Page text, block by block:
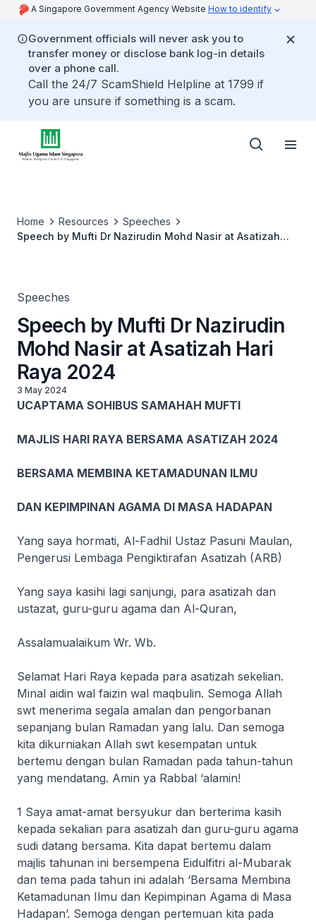
A Singapore Government Agency Website How to identify
Government officials will never ask you to
transfer money or disclose bank log-in details
over a phone call.
Call the 24/7 ScamShield Helpline at 1799 if
you are unsure if something is a scam.
Home Resources
Speeches
Speech by Mufti Dr Nazirudin Mohd Nasir at Asatizah
Speeches
Speech by Mufti Dr Nazirudin
Mohd Nasir at Asatizah Hari
Raya 2024
3 May 2024
UCAPTAMA SOHIBUS SAMAHAH MUFTI
MAJLIS HARI RAYA BERSAMA ASATIZAH 2024
BERSAMA MEMBINA KETAMADUNAN ILMU
DAN KEPIMPINAN AGAMA DI MASA HADAPAN
Yang saya hormati, Al-Fadhil Ustaz Pasuni Maulan,
Pengerusi Lembaga Pengiktirafan Asatizah (ARB)
Yang saya kasihi lagi sanjungi, para asatizah dan
ustazat, guru-guru agama dan Al-Quran,
Assalamualaikum Wr. Wb.
Selamat Hari Raya kepada para asatizah sekelian.
Minal aidin wal faizin wal maqbulin. Semoga Allah
swt menerima segala amalan dan pengorbanan
sepanjang bulan Ramadan yang lalu. Dan semoga
kita dikurniakan Allah swt kesempatan untuk
bertemu dengan bulan Ramadan pada tahun-tahun
yang mendatang. Amin ya Rabbal ‘alamin!
1 Saya amat-amat bersyukur dan berterima kasih
kepada sekalian para asatizah dan guru-guru agama
sudi datang bersama. Kita dapat bertemu dalam
majlis tahunan ini bersempena Eidulfitri al-Mubarak
dan tema pada tahun ini adalah ‘Bersama Membina
Ketamadunan Ilmu dan Kepimpinan Agama di Masa
Hadapan’. Semoga dengan pertemuan kita pada